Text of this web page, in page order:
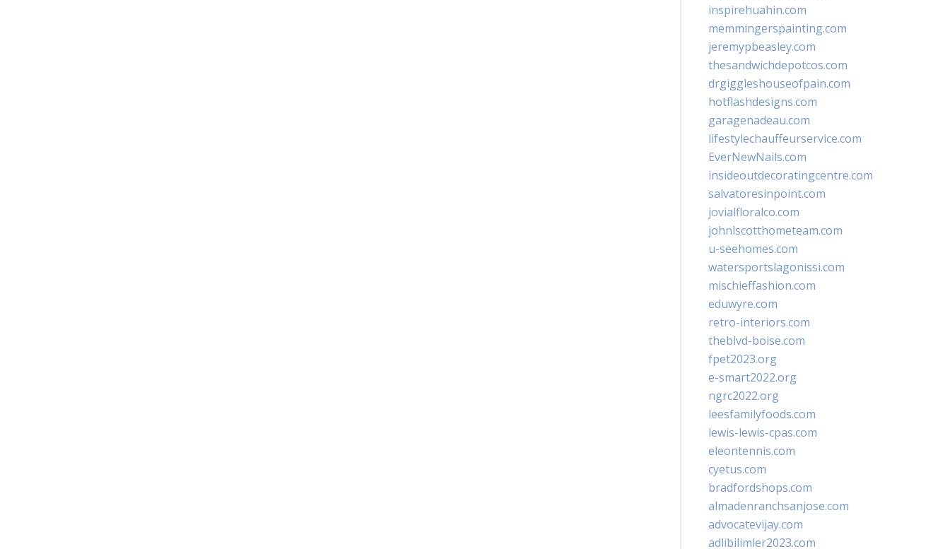
inspirehuahin.com
memmingerspainting.com
jeremypbeasley.com
thesandwichdepotcos.com
drgiggleshouseofpain.com
hotflashdesigns.com
garagenadeau.com
lifestylechauffeurservice.com
EverNewNails.com
insideoutdecoratingcentre.com
salvatoresinpoint.com
jovialfloralco.com
johnlscotthometeam.com
u-seehomes.com
watersportslagonissi.com
mischieffashion.com
eduwyre.com
retro-interiors.com
theblvd-boise.com
fpet2023.org
e-smart2022.org
ngrc2022.org
leesfamilyfoods.com
lewis-lewis-cpas.com
eleontennis.com
cyetus.com
bradfordshops.com
almadenranchsanjose.com
advocatevijay.com
adlibilimler2023.com